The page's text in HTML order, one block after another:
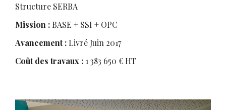
Structure SERBA
Mission : BASE + SSI + OPC
Avancement : Livré Juin 2017
Coût des travaux : 1 383 650 € HT